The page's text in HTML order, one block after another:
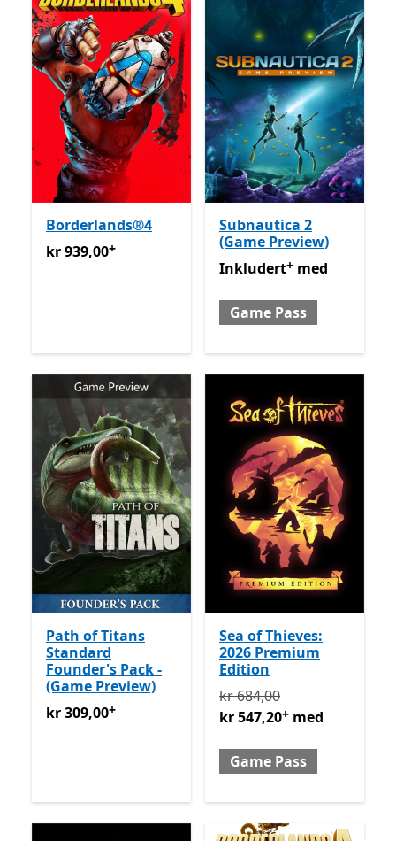
Borderlands®4
kr 939,00Tilbyr kjøp i appen
kr 939,00+
Subnautica 2
(Game Preview)
Inkludert med Game Pass
Inkludert+ med
Game Pass
Path of Titans
Standard
Founder's Pack -
(Game Preview)
kr 309,00Tilbyr kjøp i appen
kr 309,00+
Sea of Thieves:
2026 Premium
Edition
Opprinnelig kr 684,00 nå
kr 684,00
kr 547,20+ med
Game Pass